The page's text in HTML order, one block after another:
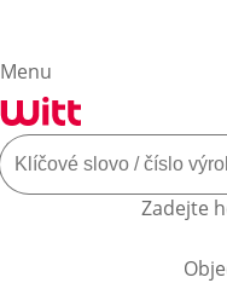
Menu
Zadejte